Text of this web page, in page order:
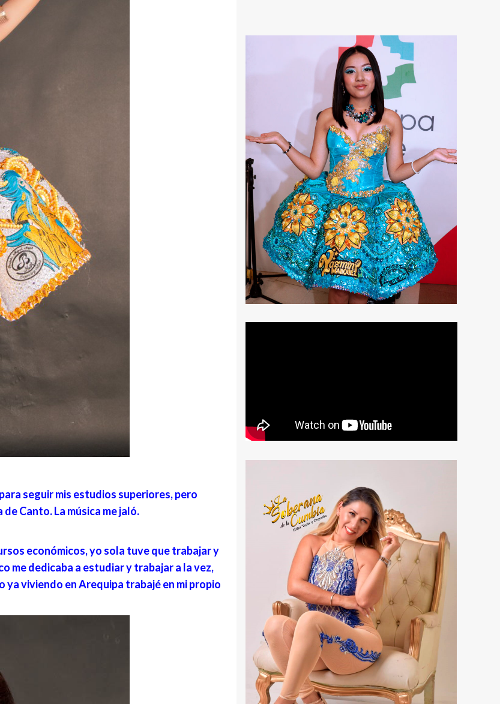
seguir mis estudios superiores, pero
Canto. La música me jaló.
económicos, yo sola tuve que trabajar y
me dedicaba a estudiar y trabajar a la vez,
ya viviendo en Arequipa trabajé en mi propio